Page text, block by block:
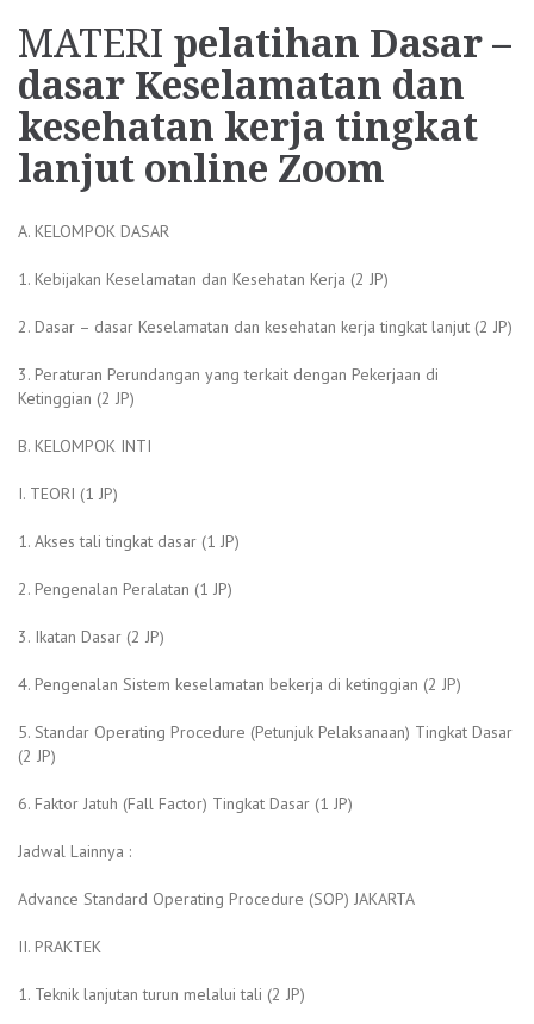
MATERI pelatihan Dasar –
dasar Keselamatan dan
kesehatan kerja tingkat
lanjut online Zoom
A. KELOMPOK DASAR
1. Kebijakan Keselamatan dan Kesehatan Kerja (2 JP)
2. Dasar – dasar Keselamatan dan kesehatan kerja tingkat lanjut (2 JP)
3. Peraturan Perundangan yang terkait dengan Pekerjaan di
Ketinggian (2 JP)
B. KELOMPOK INTI
I. TEORI (1 JP)
1. Akses tali tingkat dasar (1 JP)
2. Pengenalan Peralatan (1 JP)
3. Ikatan Dasar (2 JP)
4. Pengenalan Sistem keselamatan bekerja di ketinggian (2 JP)
5. Standar Operating Procedure (Petunjuk Pelaksanaan) Tingkat Dasar
(2 JP)
6. Faktor Jatuh (Fall Factor) Tingkat Dasar (1 JP)
Jadwal Lainnya :
Advance Standard Operating Procedure (SOP) JAKARTA
II. PRAKTEK
1. Teknik lanjutan turun melalui tali (2 JP)